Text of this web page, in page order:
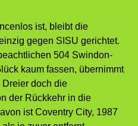
ist, bleibt die
gegen SISU gerichtet.
504 Swindon-
kaum fassen, übernimmt
doch die
der Rückkehr in die
ist Coventry City, 1987